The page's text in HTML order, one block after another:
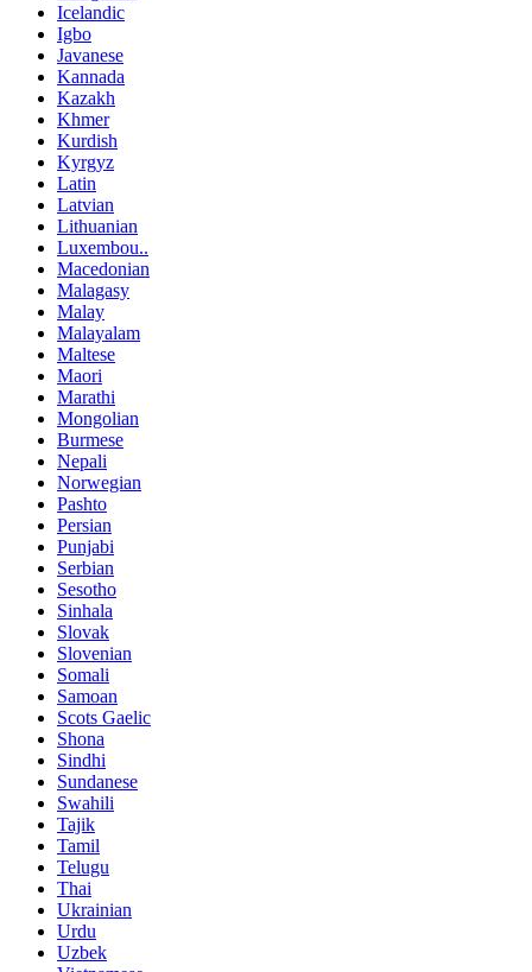
Icelandic
Igbo
Javanese
Kannada
Kazakh
Khmer
Kurdish
Kyrgyz
Latin
Latvian
Lithuanian
Luxembou..
Macedonian
Malagasy
Malay
Malayalam
Maltese
Maori
Marathi
Mongolian
Burmese
Nepali
Norwegian
Pashto
Persian
Punjabi
Serbian
Sesotho
Sinhala
Slovak
Slovenian
Somali
Samoan
Scots Gaelic
Shona
Sindhi
Sundanese
Swahili
Tajik
Tamil
Telugu
Thai
Ukrainian
Urdu
Uzbek